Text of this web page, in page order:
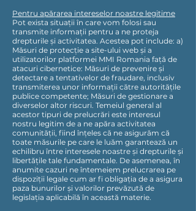
Pentru apărarea intereselor noastre legitime
Pot exista situații în care vom folosi sau
transmite informații pentru a ne proteja
drepturile și activitatea. Acestea pot include: a)
Măsuri de protecție a site-ului web și a
utilizatorilor platformei MMI Romania față de
atacuri cibernetice: Măsuri de prevenire și
detectare a tentativelor de fraudare, inclusiv
transmiterea unor informații către autoritățile
publice competente; Măsuri de gestionare a
diverselor altor riscuri. Temeiul general al
acestor tipuri de prelucrări este interesul
nostru legitim de a ne apăra activitatea
comunității, fiind înțeles că ne asigurăm că
toate măsurile pe care le luăm garantează un
echilibru între interesele noastre și drepturile și
libertățile tale fundamentale. De asemenea, în
anumite cazuri ne întemeiem prelucrarea pe
dispoziții legale cum ar fi obligația de a asigura
paza bunurilor și valorilor prevăzută de
legislația aplicabilă în această materie.